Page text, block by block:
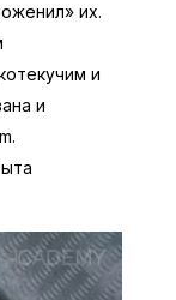
их.
и
и